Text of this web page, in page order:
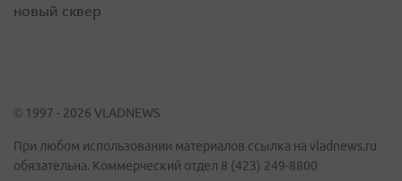
новый сквер
© 1997 - 2026 VLADNEWS
При любом использовании материалов ссылка на vladnews.ru
обязательна. Коммерческий отдел 8 (423) 249-8800